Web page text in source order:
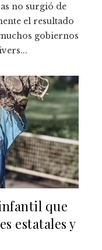
no surgió de
el resultado
gobiernos
que
estatales y